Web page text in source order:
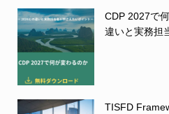
CDP 2027で
違いと実務担
TISFD